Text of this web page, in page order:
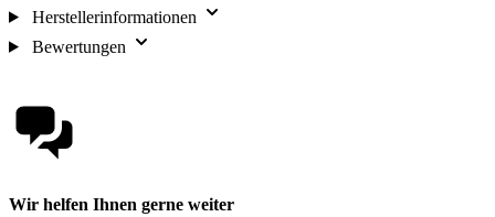
Herstellerinformationen
Bewertungen
Wir helfen Ihnen gerne weiter